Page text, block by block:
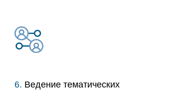
6. Ведение тематических